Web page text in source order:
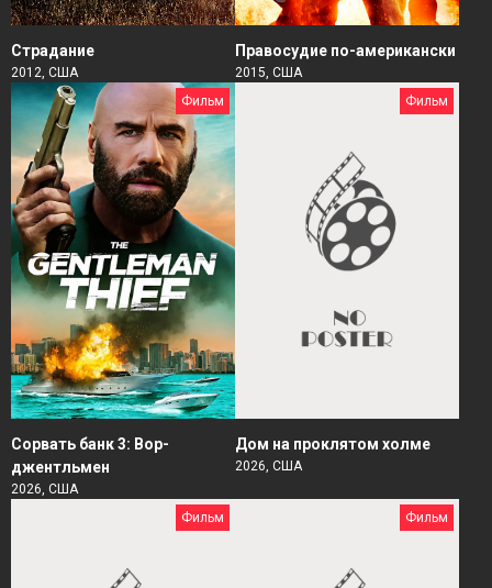
Страдание
2012, США
Правосудие по-американски
2015, США
Фильм
Сорвать банк 3: Вор-
джентльмен
2026, США
Фильм
Дом на проклятом холме
2026, США
Фильм Фильм